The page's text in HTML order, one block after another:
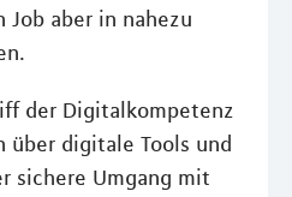
Job aber in nahezu
der Digitalkompetenz
über digitale Tools und
sichere Umgang mit